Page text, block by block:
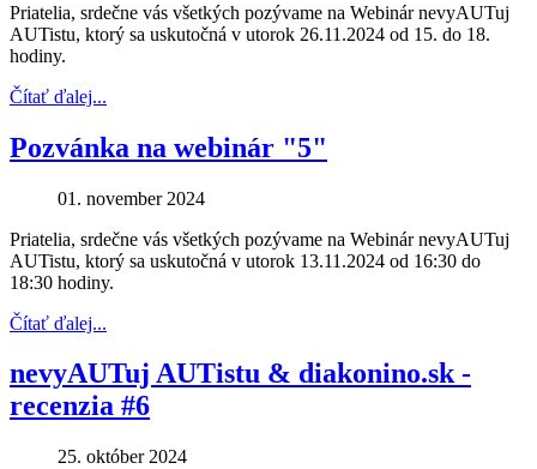
Priatelia, srdečne vás všetkých pozývame na Webinár nevyAUTuj
AUTistu, ktorý sa uskutočná v utorok 26.11.2024 od 15. do 18.
hodiny.
Čítať ďalej...
Pozvánka na webinár "5"
01. november 2024
Priatelia, srdečne vás všetkých pozývame na Webinár nevyAUTuj
AUTistu, ktorý sa uskutočná v utorok 13.11.2024 od 16:30 do
18:30 hodiny.
Čítať ďalej...
nevyAUTuj AUTistu & diakonino.sk -
recenzia #6
25. október 2024